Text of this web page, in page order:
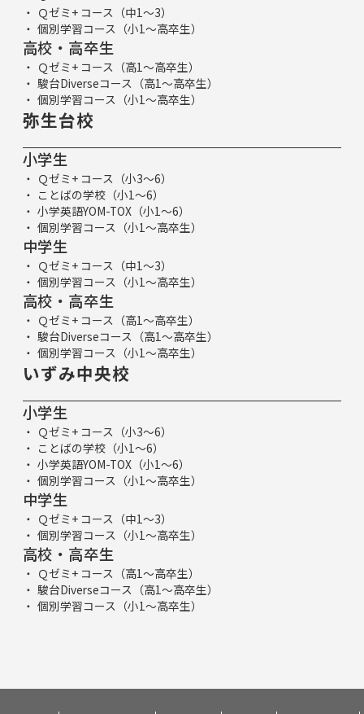
Ｑゼミ+ コース（中1～3）
個別学習コース（小1～高卒生）
高校・高卒生
Ｑゼミ+ コース（高1～高卒生）
駿台Diverseコース（高1～高卒生）
個別学習コース（小1～高卒生）
弥生台校
小学生
Ｑゼミ+ コース（小3～6）
ことばの学校（小1～6）
小学英語YOM-TOX（小1～6）
個別学習コース（小1～高卒生）
中学生
Ｑゼミ+ コース（中1～3）
個別学習コース（小1～高卒生）
高校・高卒生
Ｑゼミ+ コース（高1～高卒生）
駿台Diverseコース（高1～高卒生）
個別学習コース（小1～高卒生）
いずみ中央校
小学生
Ｑゼミ+ コース（小3～6）
ことばの学校（小1～6）
小学英語YOM-TOX（小1～6）
個別学習コース（小1～高卒生）
中学生
Ｑゼミ+ コース（中1～3）
個別学習コース（小1～高卒生）
高校・高卒生
Ｑゼミ+ コース（高1～高卒生）
駿台Diverseコース（高1～高卒生）
個別学習コース（小1～高卒生）